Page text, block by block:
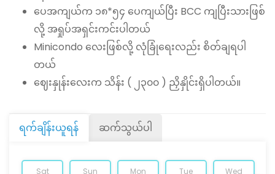
ပေအကျယ်က ၁၈*၅၄ ပေကျယ်ပြီး BCC ကျပြီးသားဖြစ်
လို့ အရှုပ်အရှင်းကင်းပါတယ်
Minicondo လေးဖြစ်လို့ လုံခြုံရေးလည်း စိတ်ချရပါ
တယ်
ဈေးနှုန်းလေးက သိန်း ( ၂၃၀၀ ) ညှိနှိုင်းရှိပါတယ်။
ရက်ချိန်းယူရန် ဆက်သွယ်ပါ
Sat Sun Mon Tue Wed